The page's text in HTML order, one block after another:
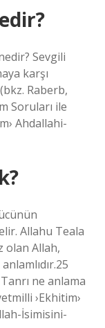
Sevgili
karşı
Raberb,
Soruları ile
Ahdallahi-
Allahu Teala
olan Allah,
ne anlama
›Ekhitim›
İsimisini-